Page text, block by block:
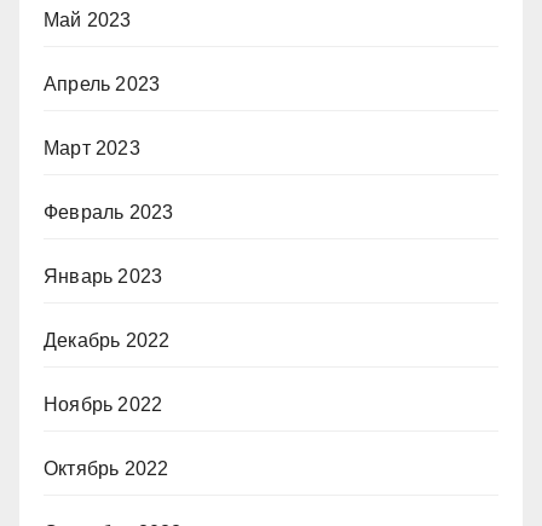
Май 2023
Апрель 2023
Март 2023
Февраль 2023
Январь 2023
Декабрь 2022
Ноябрь 2022
Октябрь 2022